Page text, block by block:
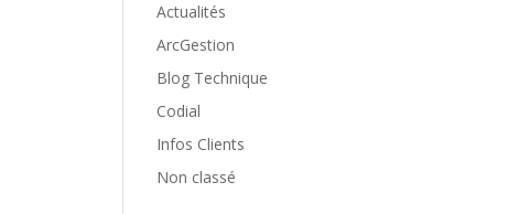
Actualités
ArcGestion
Blog Technique
Codial
Infos Clients
Non classé